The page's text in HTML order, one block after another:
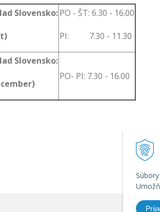
Slovensko:PO - ŠT: 6.30 - 16.00
PI: 7.30 - 11.30
Slovensko:
PO- PI: 7.30 - 16.00